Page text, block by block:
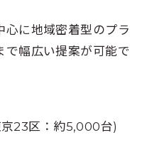
心に地域密着型のプラ
で幅広い提案が可能で
23区：約5,000台)